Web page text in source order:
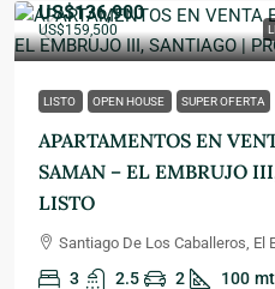
US$136,900
US$159,500
LISTO OPEN HOUSE SUPER OFERTA
APARTAMENTOS EN
SAMAN – EL EMBRUJO
LISTO
Santiago De Los Caballeros, El
3 2.5 2 100